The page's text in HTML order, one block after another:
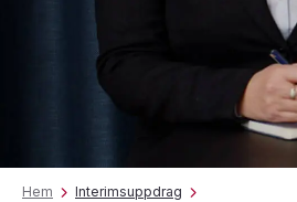
Hem
Interimsuppdrag